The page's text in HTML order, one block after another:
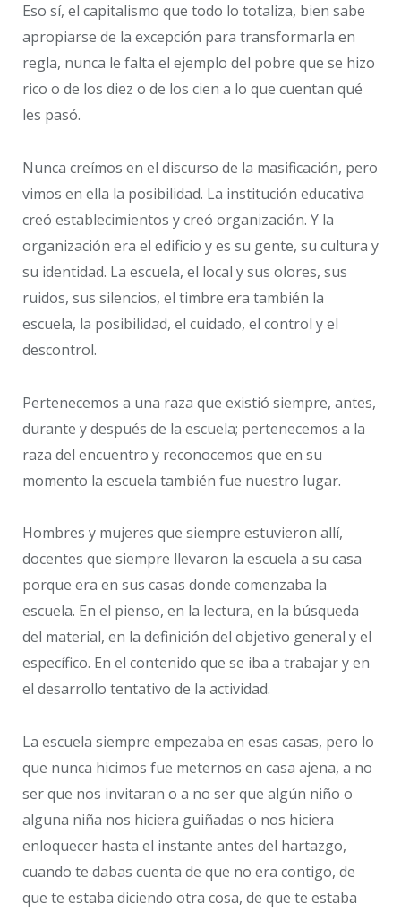
Eso sí, el capitalismo que todo lo totaliza, bien sabe
apropiarse de la excepción para transformarla en
regla, nunca le falta el ejemplo del pobre que se hizo
rico o de los diez o de los cien a lo que cuentan qué
les pasó.
Nunca creímos en el discurso de la masificación, pero
vimos en ella la posibilidad. La institución educativa
creó establecimientos y creó organización. Y la
organización era el edificio y es su gente, su cultura y
su identidad. La escuela, el local y sus olores, sus
ruidos, sus silencios, el timbre era también la
escuela, la posibilidad, el cuidado, el control y el
descontrol.
Pertenecemos a una raza que existió siempre, antes,
durante y después de la escuela; pertenecemos a la
raza del encuentro y reconocemos que en su
momento la escuela también fue nuestro lugar.
Hombres y mujeres que siempre estuvieron allí,
docentes que siempre llevaron la escuela a su casa
porque era en sus casas donde comenzaba la
escuela. En el pienso, en la lectura, en la búsqueda
del material, en la definición del objetivo general y el
específico. En el contenido que se iba a trabajar y en
el desarrollo tentativo de la actividad.
La escuela siempre empezaba en esas casas, pero lo
que nunca hicimos fue meternos en casa ajena, a no
ser que nos invitaran o a no ser que algún niño o
alguna niña nos hiciera guiñadas o nos hiciera
enloquecer hasta el instante antes del hartazgo,
cuando te dabas cuenta de que no era contigo, de
que te estaba diciendo otra cosa, de que te estaba